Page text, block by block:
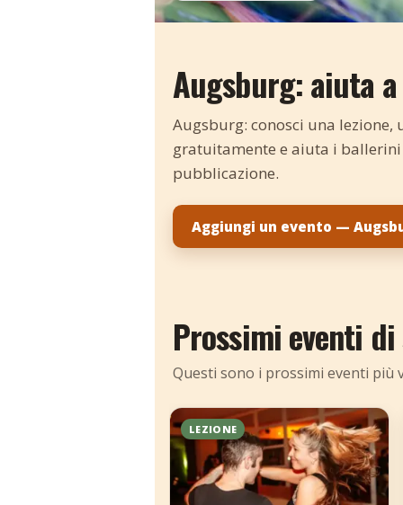
Augsburg: aiuta
Augsburg: conosci una
gratuitamente e aiuta i
pubblicazione.
Aggiungi un evento —
Prossimi eventi
Questi sono i prossimi eventi più
LEZIONE